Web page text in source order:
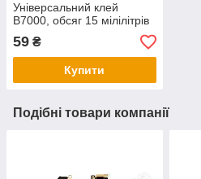
Універсальний клей
B7000, обсяг 15 мілілітрів
59 ₴
Купити
Подібні товари компанії